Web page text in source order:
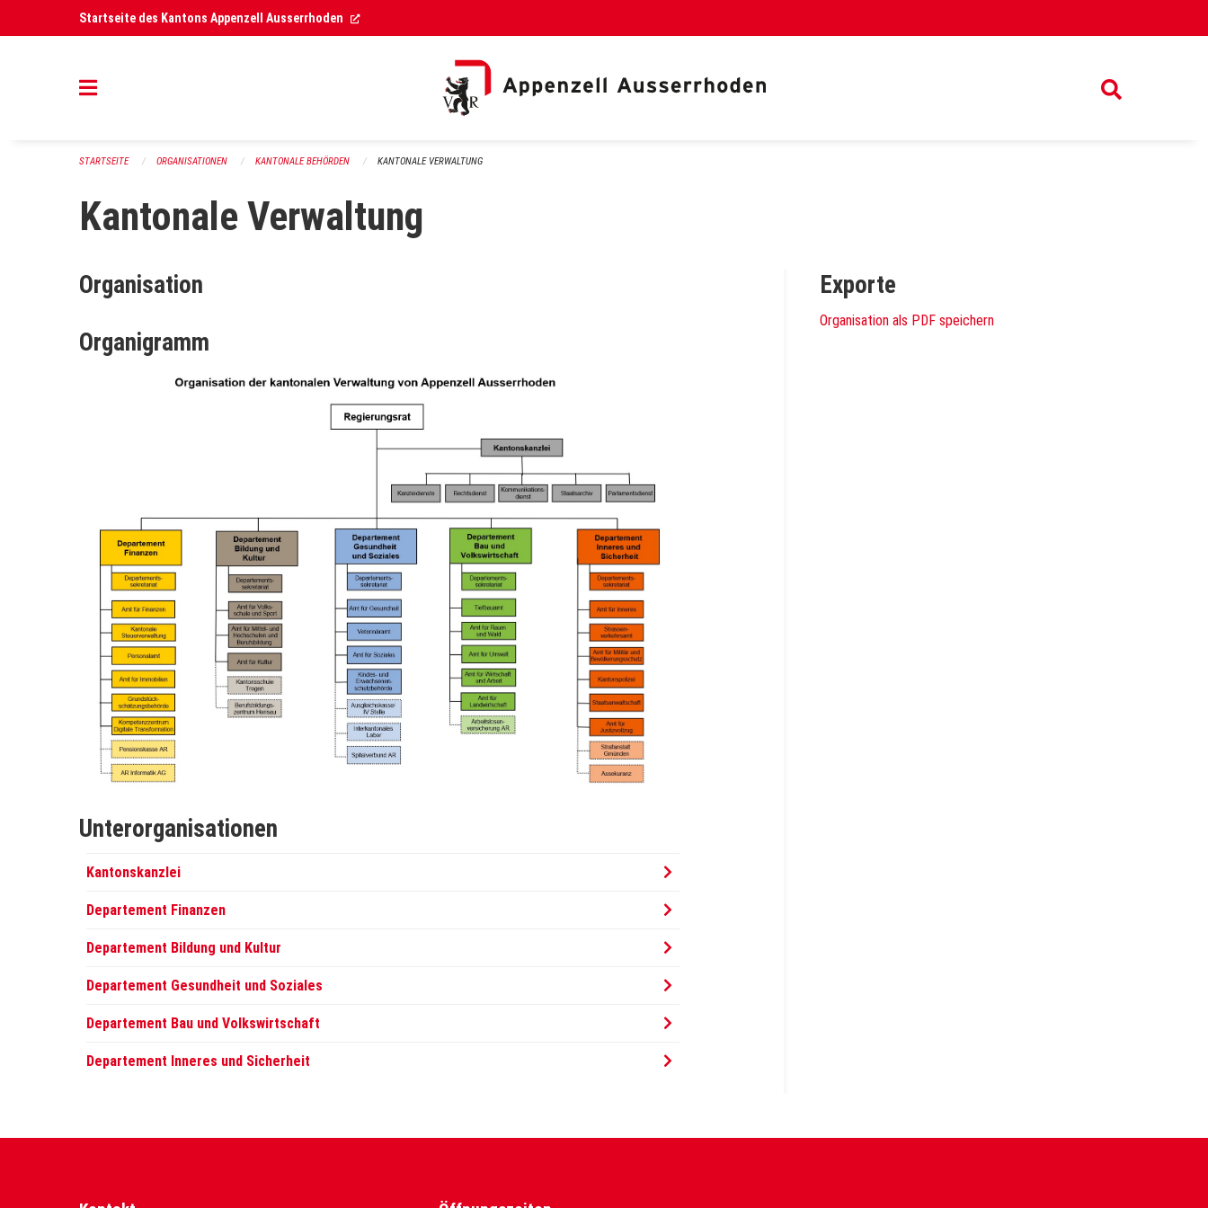
Navigation überspringenStartseite des Kantons Appenzell Ausserrhoden (External Link)
STARTSEITE ORGANISATIONEN KANTONALE BEHÖRDEN KANTONALE VERWALTUNG
Kantonale Verwaltung
Organisation
Organigramm
Unterorganisationen
Kantonskanzlei
Departement Finanzen
Departement Bildung und Kultur
Departement Gesundheit und Soziales
Departement Bau und Volkswirtschaft
Departement Inneres und Sicherheit
Exporte
Organisation als PDF speichern